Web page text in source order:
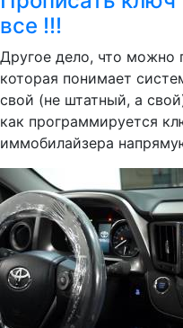
все !!!
Другое дело, что можно
которая понимает
свой (не штатный, а
как программируется
иммобилайзера